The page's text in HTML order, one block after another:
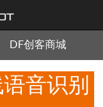
DF创客商城
音识别